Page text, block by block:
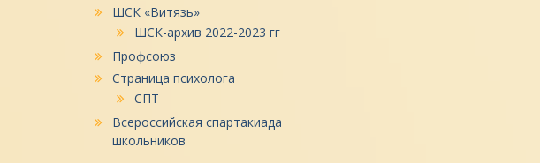
ШСК «Витязь»
ШСК-архив 2022-2023 гг
Профсоюз
Страница психолога
СПТ
Всероссийская спартакиада
школьников